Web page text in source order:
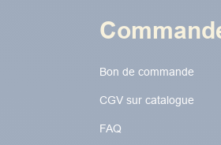
Bon de commande
CGV sur catalogue
FAQ